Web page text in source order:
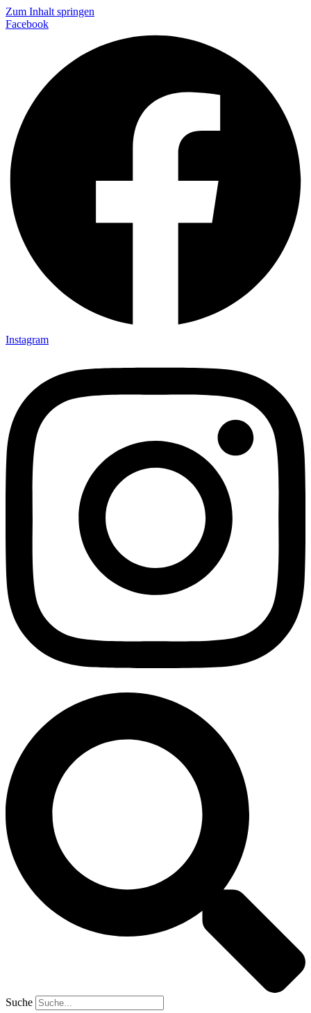
Zum Inhalt springen
Facebook
Instagram
Suche